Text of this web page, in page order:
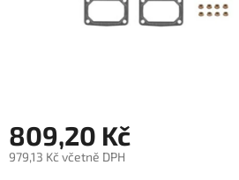
809,20 Kč
979,13 Kč včetně DPH